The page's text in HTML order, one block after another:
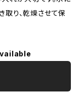
り、乾燥させて保